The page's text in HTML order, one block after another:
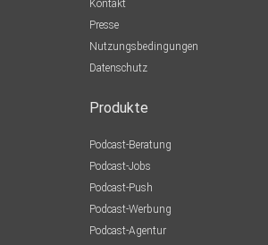
Kontakt
Presse
Nutzungsbedingungen
Datenschutz
Produkte
Podcast-Beratung
Podcast-Jobs
Podcast-Push
Podcast-Werbung
Podcast-Agentur